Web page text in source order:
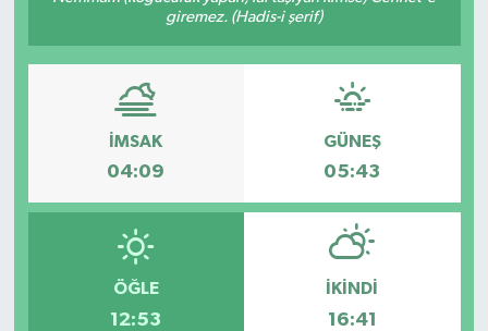
giremez. (Hadis-i şerif)
İMSAK
04:09
GÜNEŞ
05:43
ÖĞLE
12:53
İKINDI
16:41
Eğitim